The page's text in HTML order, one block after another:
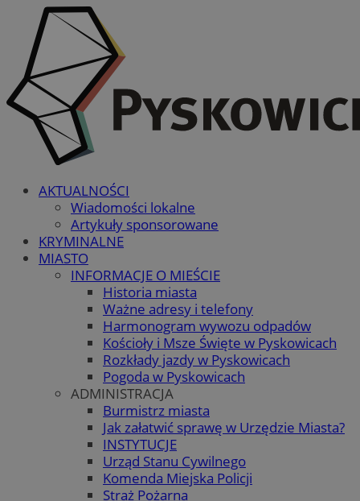
AKTUALNOŚCI
Wiadomości lokalne
Artykuły sponsorowane
KRYMINALNE
MIASTO
INFORMACJE O MIEŚCIE
Historia miasta
Ważne adresy i telefony
Harmonogram wywozu odpadów
Kościoły i Msze Święte w Pyskowicach
Rozkłady jazdy w Pyskowicach
Pogoda w Pyskowicach
ADMINISTRACJA
Burmistrz miasta
Jak załatwić sprawę w Urzędzie Miasta?
INSTYTUCJE
Urząd Stanu Cywilnego
Komenda Miejska Policji
Straż Pożarna